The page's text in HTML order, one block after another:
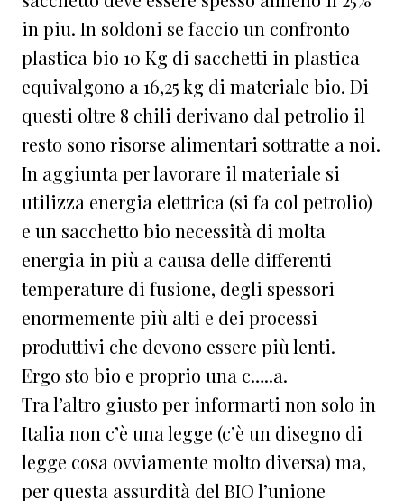
in piu. In soldoni se faccio un confronto
plastica bio 10 Kg di sacchetti in plastica
equivalgono a 16,25 kg di materiale bio. Di
questi oltre 8 chili derivano dal petrolio il
resto sono risorse alimentari sottratte a noi.
In aggiunta per lavorare il materiale si
utilizza energia elettrica (si fa col petrolio)
e un sacchetto bio necessità di molta
energia in più a causa delle differenti
temperature di fusione, degli spessori
enormemente più alti e dei processi
produttivi che devono essere più lenti.
Ergo sto bio e proprio una c…..a.
Tra l’altro giusto per informarti non solo in
Italia non c’è una legge (c’è un disegno di
legge cosa ovviamente molto diversa) ma,
per questa assurdità del BIO l’unione